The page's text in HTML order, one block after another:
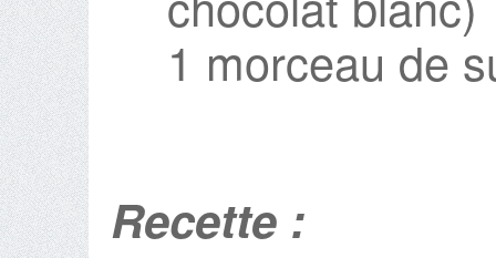
1 morceau de
Recette :